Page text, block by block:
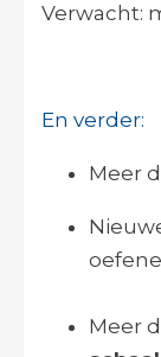
Verwacht:
En verder:
Meer
Meer